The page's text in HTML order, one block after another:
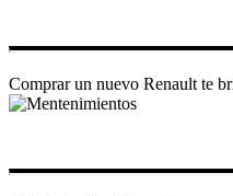
Comprar un nuevo Renault te